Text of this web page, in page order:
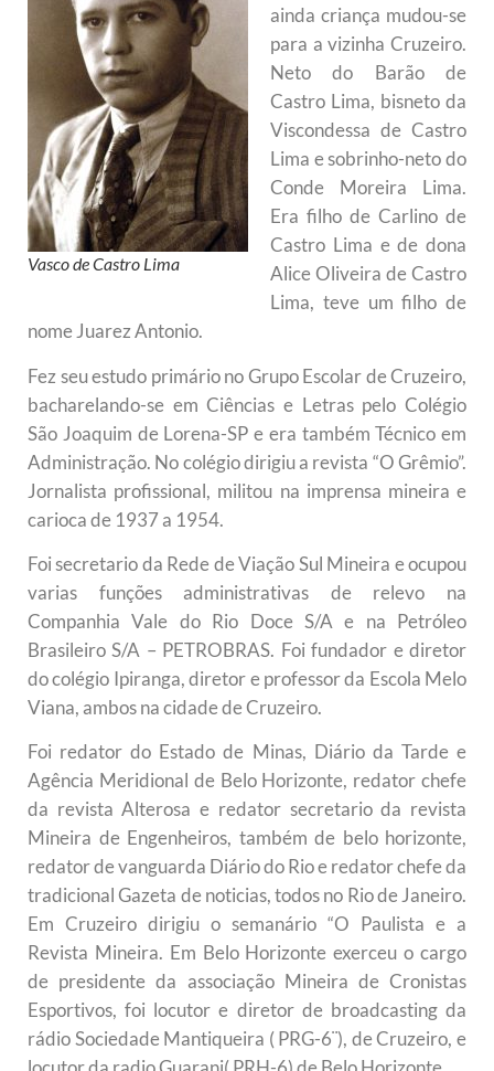
Vasco de Castro Lima
ainda criança mudou-se
para a vizinha Cruzeiro.
Neto do Barão de
Castro Lima, bisneto da
Viscondessa de Castro
Lima e sobrinho-neto do
Conde Moreira Lima.
Era filho de Carlino de
Castro Lima e de dona
Alice Oliveira de Castro
Lima, teve um filho de
nome Juarez Antonio.
Fez seu estudo primário no Grupo Escolar de Cruzeiro,
bacharelando-se em Ciências e Letras pelo Colégio
São Joaquim de Lorena-SP e era também Técnico em
Administração. No colégio dirigiu a revista “O Grêmio”.
Jornalista profissional, militou na imprensa mineira e
carioca de 1937 a 1954.
Foi secretario da Rede de Viação Sul Mineira e ocupou
varias funções administrativas de relevo na
Companhia Vale do Rio Doce S/A e na Petróleo
Brasileiro S/A – PETROBRAS. Foi fundador e diretor
do colégio Ipiranga, diretor e professor da Escola Melo
Viana, ambos na cidade de Cruzeiro.
Foi redator do Estado de Minas, Diário da Tarde e
Agência Meridional de Belo Horizonte, redator chefe
da revista Alterosa e redator secretario da revista
Mineira de Engenheiros, também de belo horizonte,
redator de vanguarda Diário do Rio e redator chefe da
tradicional Gazeta de noticias, todos no Rio de Janeiro.
Em Cruzeiro dirigiu o semanário “O Paulista e a
Revista Mineira. Em Belo Horizonte exerceu o cargo
de presidente da associação Mineira de Cronistas
Esportivos, foi locutor e diretor de broadcasting da
rádio Sociedade Mantiqueira ( PRG-6¨), de Cruzeiro, e